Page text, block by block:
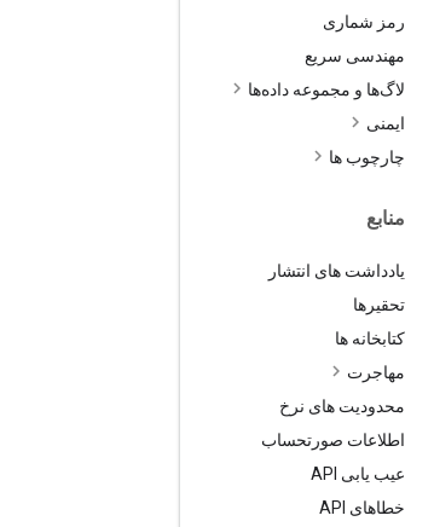
رمز شماری
مهندسی سریع
لاگ‌ها و مجموعه داده‌ها
ایمنی
چارچوب ها
منابع
یادداشت های انتشار
تحقیرها
کتابخانه ها
مهاجرت
محدودیت های نرخ
اطلاعات صورتحساب
عیب یابی API
خطاهای API